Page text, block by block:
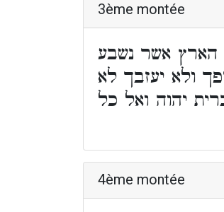
3ème montée
הארץ אשר נשבע
ולא יעזבך לא
יהוה ואל כל
4ème montée